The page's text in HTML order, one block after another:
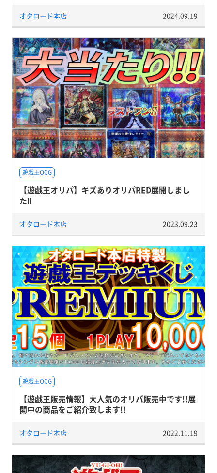
オタロード本店 2024.09.19
遊戯王OCG
【遊戯王オリパ】キズありオリパRED展開しまし
た‼
オタロード本店 2023.09.23
遊戯王OCG
【遊戯王販売情報】大人気のオリパ販売中です!!展
開中の商品をご紹介致します!!
オタロード本店 2022.11.19